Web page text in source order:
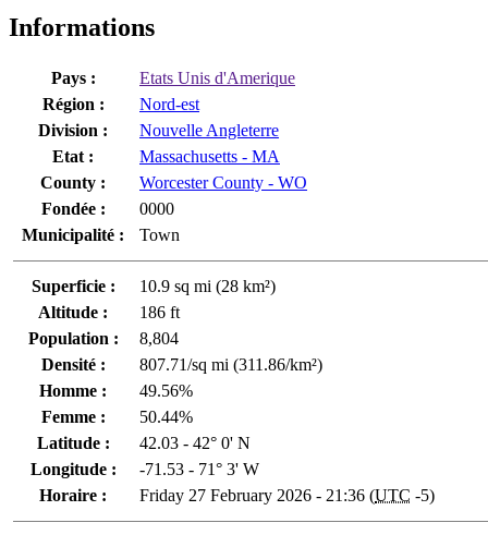
Informations
Pays :
Etats Unis d'Amerique
Région :
Nord-est
Division :
Nouvelle Angleterre
Etat :
Massachusetts - MA
County :
Worcester County - WO
Fondée :
0000
Municipalité :
Town
Superficie :
10.9 sq mi (28 km²)
Altitude :
186 ft
Population :
8,804
Densité :
807.71/sq mi (311.86/km²)
Homme :
49.56%
Femme :
50.44%
Latitude :
42.03 - 42° 0' N
Longitude :
-71.53 - 71° 3' W
Horaire :
Friday 27 February 2026 - 21:36 (UTC -5)